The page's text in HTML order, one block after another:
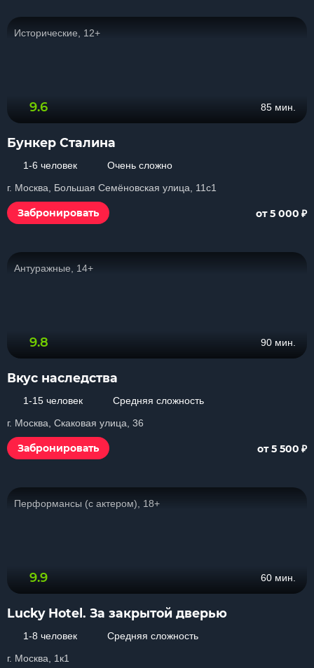
Исторические, 12+
9.6 85 мин.
Бункер Сталина
1-6 человек
Очень сложно
г. Москва, Большая Семёновская улица, 11с1
Забронировать от 5 000 ₽
Антуражные, 14+
9.8 90 мин.
Вкус наследства
1-15 человек
Средняя сложность
г. Москва, Скаковая улица, 36
Забронировать от 5 500 ₽
Перформансы (с актером), 18+
9.9 60 мин.
Lucky Hotel. За закрытой дверью
1-8 человек
Средняя сложность
г. Москва, 1к1